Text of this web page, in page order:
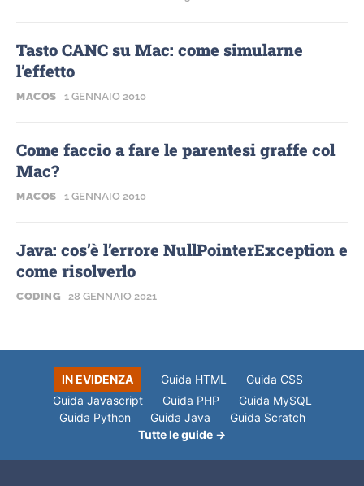
Tasto CANC su Mac: come simularne
l’effetto
MACOS 1 GENNAIO 2010
Come faccio a fare le parentesi graffe col
Mac?
MACOS 1 GENNAIO 2010
Java: cos’è l’errore NullPointerException e
come risolverlo
CODING 28 GENNAIO 2021
IN EVIDENZA Guida HTML
Guida CSS
Guida Javascript
Guida PHP
Guida MySQL
Guida Python
Guida Java
Guida Scratch
Tutte le guide →